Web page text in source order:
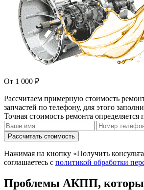
От 1 000 ₽
Рассчитаем примерную стоимость
запчастей по телефону, для этого
Точная стоимость ремонта определяется
Рассчитать стоимость
Нажимая на кнопку «Получить
соглашаетесь с политикой обработки
Проблемы АКПП,